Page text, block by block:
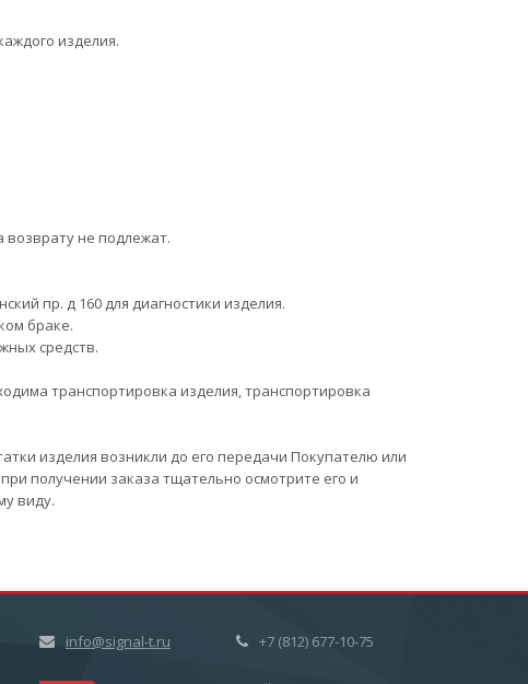
изделия.
не подлежат.
пр. д 160 для диагностики изделия.
браке.
средств.
транспортировка изделия, транспортировка
изделия возникли до его передачи Покупателю или
получении заказа тщательно осмотрите его и
виду.
info@signal-t.ru +7 (812) 677-10-75